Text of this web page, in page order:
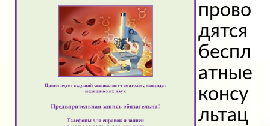
прово
дятся
беспл
атные
консу
льтац